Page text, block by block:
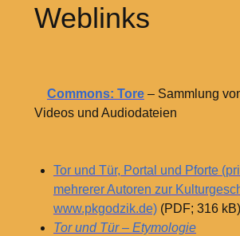
Weblinks
Commons: Tore– Sammlung
Videos und Audiodateien
Tor und Tür, Portal und Pforte
mehrerer Autoren zur
www.pkgodzik.de)(PDF; 316 kB)
Tor und Tür – Etymologie